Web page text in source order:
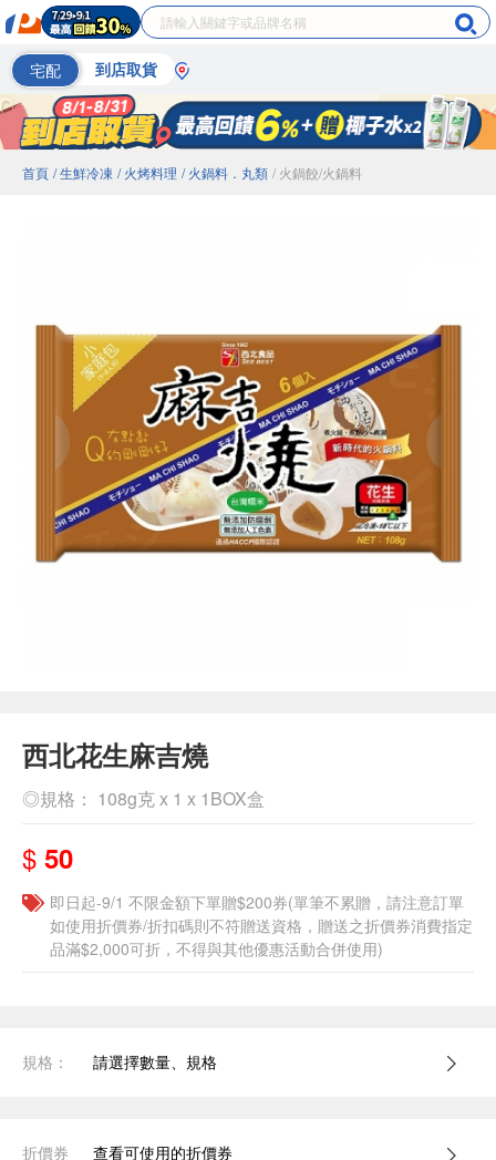
宅配 到店取貨
首頁 / 生鮮冷凍 / 火烤料理 / 火鍋料．丸類 / 火鍋餃/火鍋料
西北花生麻吉燒
◎規格： 108g克 x 1 x 1BOX盒
$ 50
即日起-9/1 不限金額下單贈$200券(單筆不累贈，請注意訂單
如使用折價券/折扣碼則不符贈送資格，贈送之折價券消費指定
品滿$2,000可折，不得與其他優惠活動合併使用)
規格： 請選擇數量、規格
折價券 查看可使用的折價券